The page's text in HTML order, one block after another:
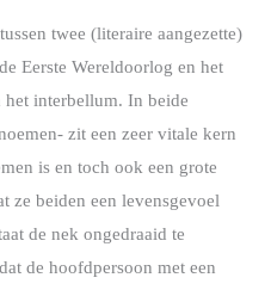
twee (literaire aangezette)
Eerste Wereldoorlog en het
het interbellum. In beide
zit een zeer vitale kern
is en toch ook een grote
ze beiden een levensgevoel
de nek ongedraaid te
de hoofdpersoon met een